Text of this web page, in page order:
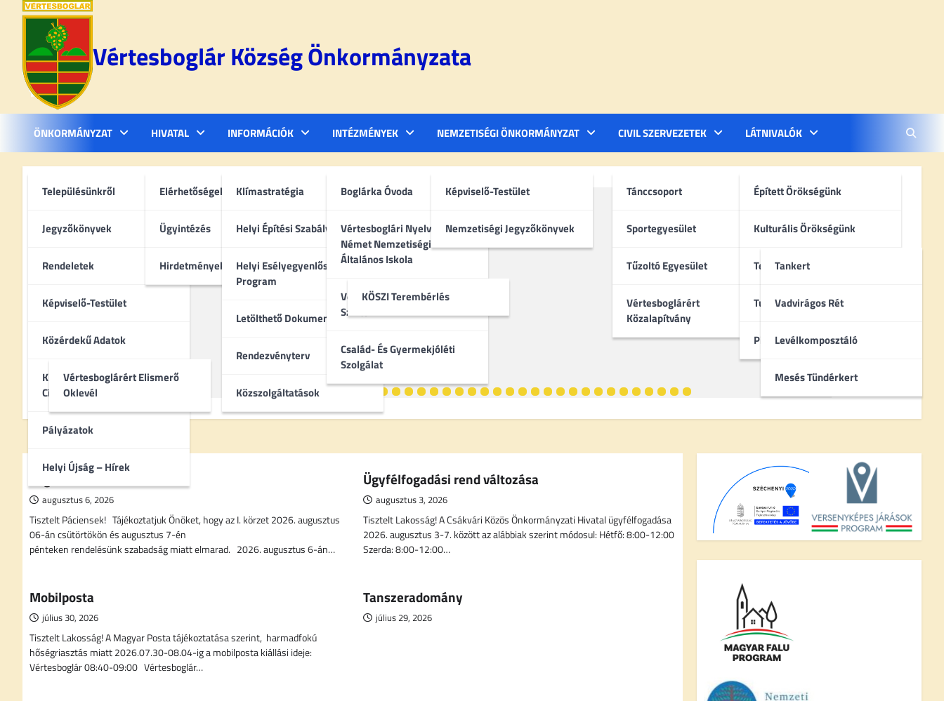
Vértesboglár Község Önkormányzata
ÖNKORMÁNYZAT
Településünkről
Jegyzőkönyvek
Rendeletek
Képviselő-Testület
Közérdekű Adatok
Kitüntetettek – Díszpolgári
Címek
Vértesboglárért Elismerő
Oklevél
Pályázatok
Helyi Újság – Hírek
HIVATAL
Elérhetőségek
Ügyintézés
Hirdetmények
INFORMÁCIÓK
Klímastratégia
Helyi Építési Szabályzat
Helyi Esélyegyenlőségi
Program
Letölthető Dokumentumok
Rendezvényterv
Közszolgáltatások
INTÉZMÉNYEK
Boglárka Óvoda
Vértesboglári Nyelvoktató
Német Nemzetiségi
Általános Iskola
Vértesboglári Közösségi
Színtér
KÖSZI Terembérlés
Család- És Gyermekjóléti
Szolgálat
NEMZETISÉGI ÖNKORMÁNYZAT
Képviselő-Testület
Nemzetiségi Jegyzőkönyvek
CIVIL SZERVEZETEK
Tánccsoport
Sportegyesület
Tűzoltó Egyesület
Vértesboglárért
Közalapítvány
LÁTNIVALÓK
Épített Örökségünk
Kulturális Örökségünk
Természeti Örökségünk
Tankert
Vadvirágos Rét
Levélkomposztáló
Mesés Tündérkert
Turisztikai Célpontok
Pincebokrok
Fogorvosi rendelés elmarad
augusztus 6, 2026
Tisztelt Páciensek! Tájékoztatjuk Önöket, hogy az I. körzet 2026. augusztus
06-án csütörtökön és augusztus 7-én
pénteken rendelésünk szabadság miatt elmarad. 2026. augusztus 6-án…
Ügyfélfogadási rend változása
augusztus 3, 2026
Tisztelt Lakosság! A Csákvári Közös Önkormányzati Hivatal ügyfélfogadása
2026. augusztus 3-7. között az alábbiak szerint módosul: Hétfő: 8:00-12:00
Szerda: 8:00-12:00…
Mobilposta
július 30, 2026
Tisztelt Lakosság! A Magyar Posta tájékoztatása szerint, harmadfokú
hőségriasztás miatt 2026.07.30-08.04-ig a mobilposta kiállási ideje:
Vértesboglár 08:40-09:00 Vértesboglár…
Tanszeradomány
július 29, 2026